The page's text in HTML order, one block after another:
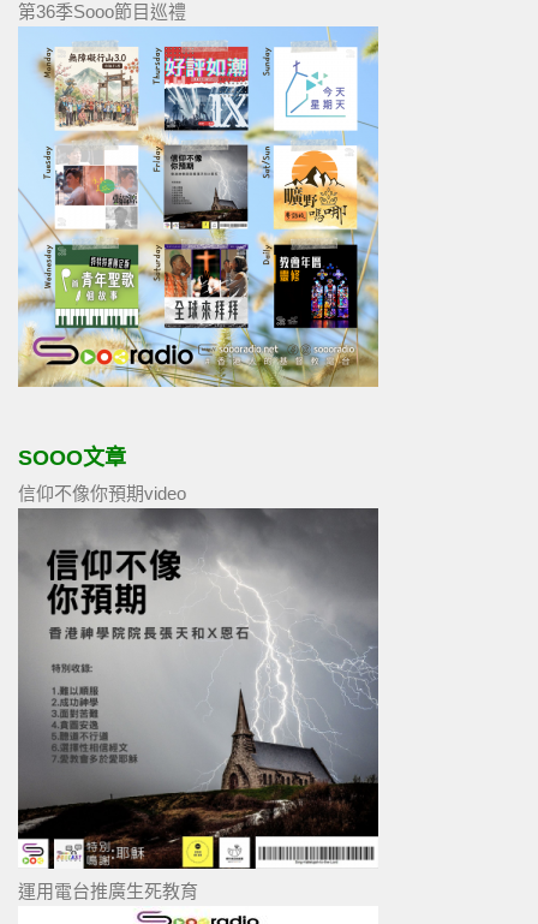
第36季Sooo節目巡禮
SOOO文章
信仰不像你預期video
運用電台推廣生死教育